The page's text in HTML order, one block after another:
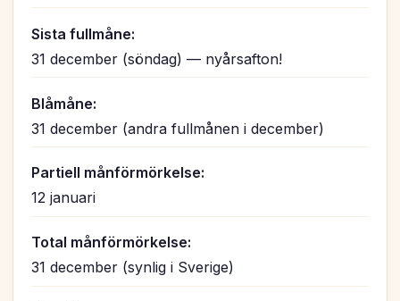
Sista fullmåne:
31 december (söndag) — nyårsafton!
Blåmåne:
31 december (andra fullmånen i december)
Partiell månförmörkelse:
12 januari
Total månförmörkelse:
31 december (synlig i Sverige)